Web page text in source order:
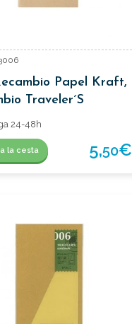
Papel Kraft,
Traveler´s
24-48h
la cesta 5,50€